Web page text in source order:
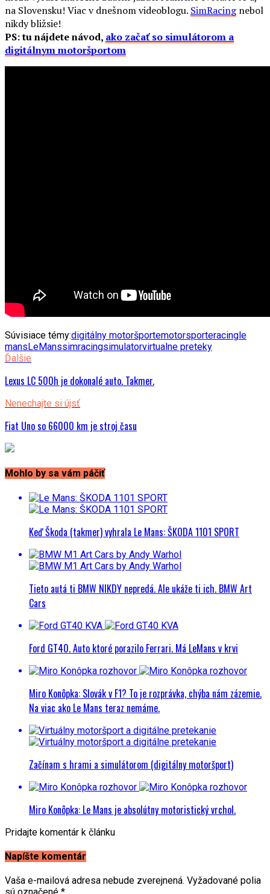
na Slovensku! Viac v dnešnom videoblogu. SimRacingnebol
nikdy bližsie!
PS: tu nájdete návod, ako začať so simulátorom a
digitálnym motoršportom
Súvisiace témy:digitálny motoršportemotorsporteracingle
mansLeManssimracingsimulatorvirtualne preteky
Ďalšie
Lexus LC 500h je dokonalé auto. Takmer.
Nenechajte si újsť
Fiat Uno so 66000 km je stroj času
Mohlo by sa vám páčiť
Keď Škoda (takmer) vyhrala Le Mans: ŠKODA 1101 SPORT
Tieto autá ti BMW NIKDY nepredá. Ale ukáže ti ich. BMW Art
Cars
Ford GT40. Auto ktoré porazilo Ferrari. Má LeMans v krvi
Miro Konôpka: Slovák v F1? To je rozprávka, chýba nám zázemie.
Na viac ako Le Mans teraz nemáme.
Začínam s hrami a simulátorom (digitálny motoršport)
Miro Konôpka: Le Mans je absolútny motoristický vrchol.
Pridajte komentár k článku
Napíšte komentár
Vaša e-mailová adresa nebude zverejnená. Vyžadované polia